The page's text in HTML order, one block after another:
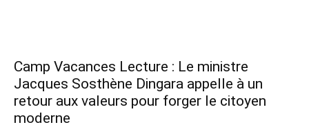
Camp Vacances Lecture : Le ministre
Jacques Sosthène Dingara appelle à un
retour aux valeurs pour forger le citoyen
moderne